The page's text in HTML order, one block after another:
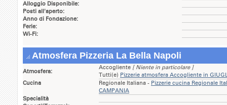
Alloggio Disponibile:
Posti all'aperto:
Anno di Fondazione:
Ferie:
Wi-Fi:
Atmosfera Pizzeria La Bella Napoli
Atmosfera:
Accogliente [ Niente in particolare ]
Tutti(e) Pizzerie atmosfera Accogliente in
Cucina
Regionale Italiana - Pizzerie cucina Regionale
CAMPANIA
Specialità